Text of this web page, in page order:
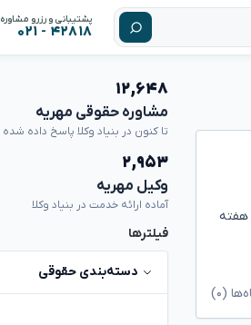
پشتیبانی و رزرو مشاوره
۴۲۸۱۸ - ۰۲۱
هفته
(۰)
۱۲,۶۴۸
مشاوره حقوقی مهریه
تا کنون در بنیاد وکلا پاسخ داده شده
۲,۹۵۳
وکیل مهریه
آماده ارائه خدمت در بنیاد وکلا
فیلترها
دسته‌بندی حقوقی